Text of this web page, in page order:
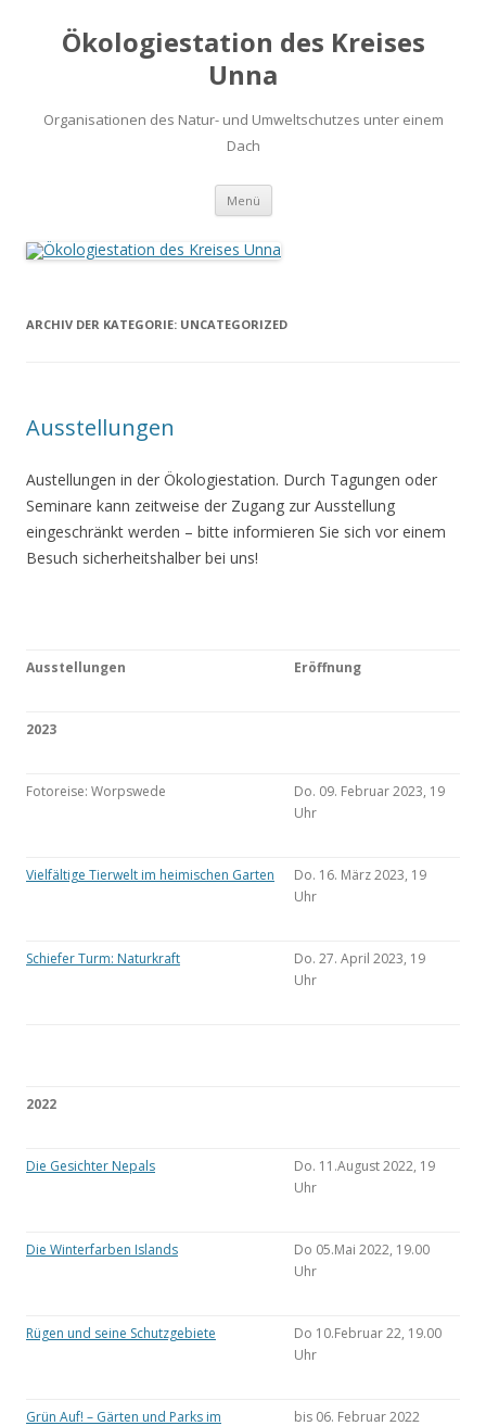
Ökologiestation des Kreises
Unna
Organisationen des Natur- und Umweltschutzes unter einem
Dach
Menü Zum
springen
ARCHIV DER KATEGORIE: UNCATEGORIZED
Ausstellungen
Austellungen in der Ökologiestation. Durch Tagungen oder
Seminare kann zeitweise der Zugang zur Ausstellung
eingeschränkt werden – bitte informieren Sie sich vor einem
Besuch sicherheitshalber bei uns!
Ausstellungen Eröffnung
2023
Fotoreise: Worpswede
Do. 09. Februar 2023, 19
Uhr
Vielfältige Tierwelt im heimischen Garten
Do. 16. März 2023, 19
Uhr
Schiefer Turm: Naturkraft
Do. 27. April 2023, 19
Uhr
2022
Die Gesichter Nepals
Do. 11.August 2022, 19
Uhr
Die Winterfarben Islands
Do 05.Mai 2022, 19.00
Uhr
Rügen und seine Schutzgebiete
Do 10.Februar 22, 19.00
Uhr
Grün Auf! – Gärten und Parks im
bis 06. Februar 2022